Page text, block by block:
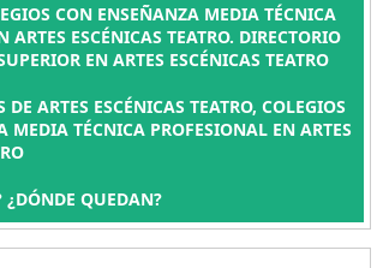
CON ENSEÑANZA MEDIA TÉCNICA
ARTES ESCÉNICAS TEATRO. DIRECTORIO
EN ARTES ESCÉNICAS TEATRO
DE ARTES ESCÉNICAS TEATRO, COLEGIOS
MEDIA TÉCNICA PROFESIONAL EN ARTES
¿DÓNDE QUEDAN?